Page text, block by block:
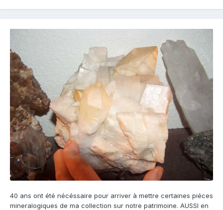
40 ans ont été nécéssaire pour arriver à mettre certaines piéces
mineralogiques de ma collection sur notre patrimoine. AUSSI en